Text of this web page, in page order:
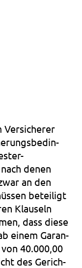
Ver­si­che­rer
denen
an den
betei­ligt
Klau­seln
dass diese
einem Garan­
40.000,00
des Gerich­